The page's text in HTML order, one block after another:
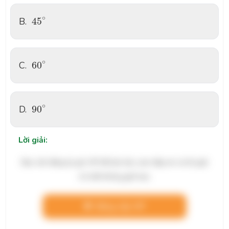
B. 45∘
45∘
C. 60∘
60∘
D. 90∘
90∘
Lời giải: